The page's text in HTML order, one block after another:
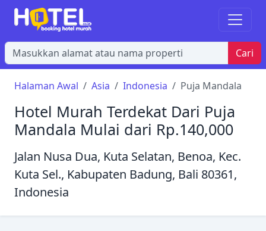
Cari
Halaman Awal Asia Indonesia Puja Mandala
Hotel Murah Terdekat Dari Puja
Mandala Mulai dari Rp.140,000
Jalan Nusa Dua, Kuta Selatan, Benoa, Kec.
Kuta Sel., Kabupaten Badung, Bali 80361,
Indonesia